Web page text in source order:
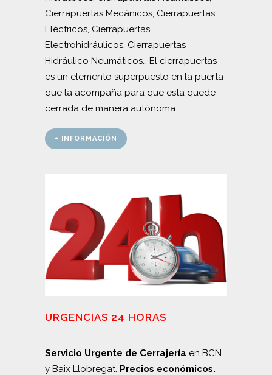
Cierrapuertas Mecánicos, Cierrapuertas
Eléctricos, Cierrapuertas
Electrohidráulicos, Cierrapuertas
Hidráulico Neumáticos… El cierrapuertas
es un elemento superpuesto en la puerta
que la acompaña para que esta quede
cerrada de manera autónoma.
+ INFORMACIÓN
URGENCIAS 24 HORAS
Servicio Urgente de Cerrajería en BCN
y Baix Llobregat. Precios económicos.